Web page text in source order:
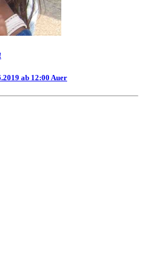
ab 12:00 Auer